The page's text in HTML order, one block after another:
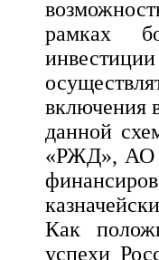
рамках
включения
данной
«РЖД», АО
Как
успехи